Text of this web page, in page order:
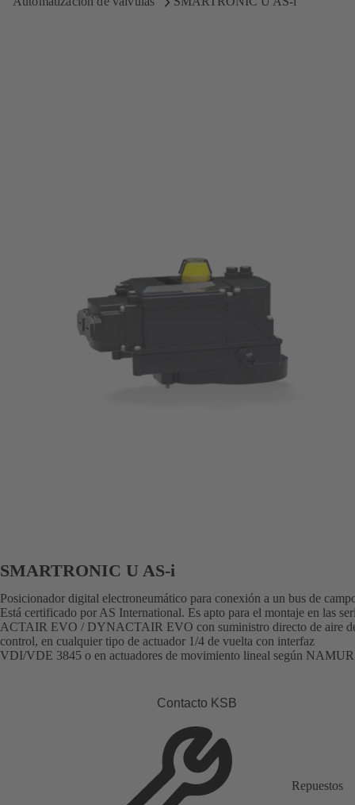
SMARTRONIC U AS-i
Posicionador digital electroneumático para conexión a un bus de
Está certificado por AS International. Es apto para el montaje en las
ACTAIR EVO / DYNACTAIR EVO con suministro directo de aire
control, en cualquier tipo de actuador 1/4 de vuelta con interfaz
VDI/VDE 3845 o en actuadores de movimiento lineal según
Contacto KSB
Repuestos